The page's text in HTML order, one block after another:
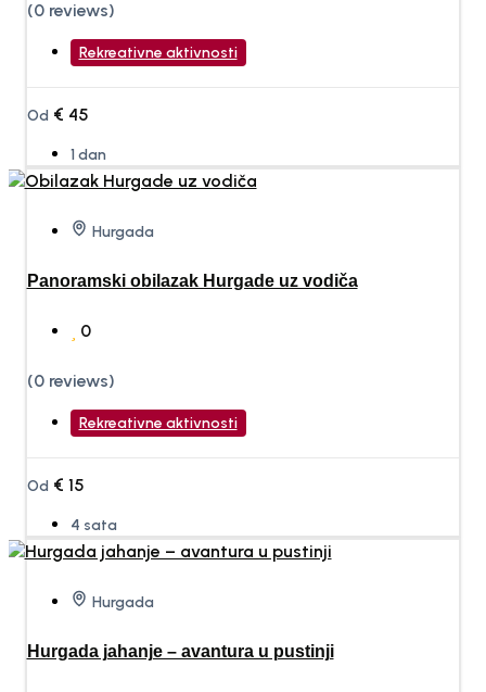
(0 reviews)
Rekreativne aktivnosti
Od € 45
1 dan
Hurgada
Panoramski obilazak Hurgade uz vodiča
0
(0 reviews)
Rekreativne aktivnosti
Od € 15
4 sata
Hurgada
Hurgada jahanje – avantura u pustinji